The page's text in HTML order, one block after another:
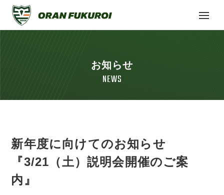
お知らせ
NEWS
新年度に向けてのお知らせ
『3/21（土）説明会開催のご案
内』